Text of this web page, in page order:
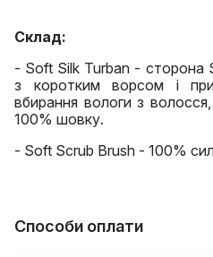
Склад:
- Soft Silk Turban - сторона
з коротким ворсом і
вбирання вологи з
100% шовку.
- Soft Scrub Brush - 100%
Способи оплати